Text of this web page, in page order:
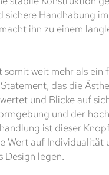
sichere Handhabung
ihn zu einem
somit weit mehr als ein
das die
und Blicke auf
und der
ist dieser
Wert auf Individualität
Design legen.